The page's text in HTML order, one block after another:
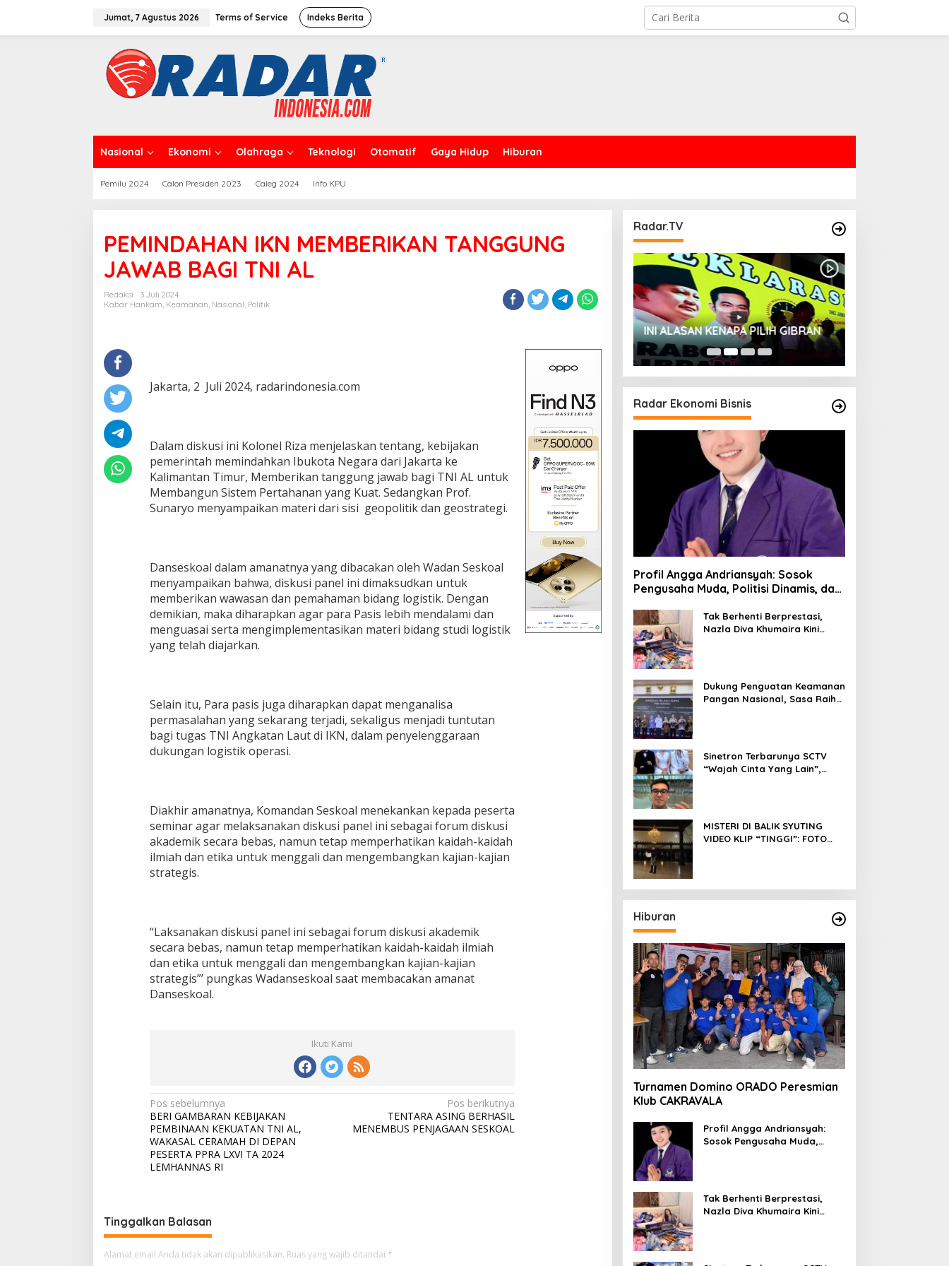
Jumat, 7 Agustus 2026 Terms of Service Indeks Berita
Nasional Ekonomi Olahraga Teknologi Otomatif Gaya Hidup Hiburan
Pemilu 2024 Calon Presiden 2023 Caleg 2024 Info KPU
PEMINDAHAN IKN MEMBERIKAN TANGGUNG
JAWAB BAGI TNI AL
Redaksi
3 Juli 2024
Kabar Hankam, Keamanan, Nasional, Politik
Jakarta, 2 Juli 2024, radarindonesia.com
Dalam diskusi ini Kolonel Riza menjelaskan tentang, kebijakan
pemerintah memindahkan Ibukota Negara dari Jakarta ke
Kalimantan Timur, Memberikan tanggung jawab bagi TNI AL untuk
Membangun Sistem Pertahanan yang Kuat. Sedangkan Prof.
Sunaryo menyampaikan materi dari sisi geopolitik dan geostrategi.
Danseskoal dalam amanatnya yang dibacakan oleh Wadan Seskoal
menyampaikan bahwa, diskusi panel ini dimaksudkan untuk
memberikan wawasan dan pemahaman bidang logistik. Dengan
demikian, maka diharapkan agar para Pasis lebih mendalami dan
menguasai serta mengimplementasikan materi bidang studi logistik
yang telah diajarkan.
Selain itu, Para pasis juga diharapkan dapat menganalisa
permasalahan yang sekarang terjadi, sekaligus menjadi tuntutan
bagi tugas TNI Angkatan Laut di IKN, dalam penyelenggaraan
dukungan logistik operasi.
Diakhir amanatnya, Komandan Seskoal menekankan kepada peserta
seminar agar melaksanakan diskusi panel ini sebagai forum diskusi
akademik secara bebas, namun tetap memperhatikan kaidah-kaidah
ilmiah dan etika untuk menggali dan mengembangkan kajian-kajian
strategis.
“Laksanakan diskusi panel ini sebagai forum diskusi akademik
secara bebas, namun tetap memperhatikan kaidah-kaidah ilmiah
dan etika untuk menggali dan mengembangkan kajian-kajian
strategis”’ pungkas Wadanseskoal saat membacakan amanat
Danseskoal.
Ikuti Kami
N
a
v
i
s
i
Pos sebelumnya
BERI GAMBARAN KEBIJAKAN
PEMBINAAN KEKUATAN TNI AL,
WAKASAL CERAMAH DI DEPAN
PESERTA PPRA LXVI TA 2024
LEMHANNAS RI
Pos berikutnya
TENTARA ASING BERHASIL
MENEMBUS PENJAGAAN SESKOAL
Tinggalkan Balasan
Alamat email Anda tidak akan dipublikasikan. Ruas yang wajib ditandai *
Radar.TV
INI ALASAN KENAPA PILIH GIBRAN
Radar Ekonomi Bisnis
Profil Angga Andriansyah: Sosok
Pengusaha Muda, Politisi Dinamis, dan
MenginspirasiTak Berhenti Berprestasi,
Nazla Diva Khumaira Kini
Dukung Penguatan Keamanan
Pangan Nasional, Sasa Raih
Sinetron Terbarunya SCTV
“Wajah Cinta Yang Lain”,
MISTERI DI BALIK SYUTING
VIDEO KLIP “TINGGI”: FOTO
KESADARAN
Hiburan
Turnamen Domino ORADO Peresmian
Klub CAKRAVALA
Profil Angga Andriansyah:
Sosok Pengusaha Muda,
Tak Berhenti Berprestasi,
Nazla Diva Khumaira Kini